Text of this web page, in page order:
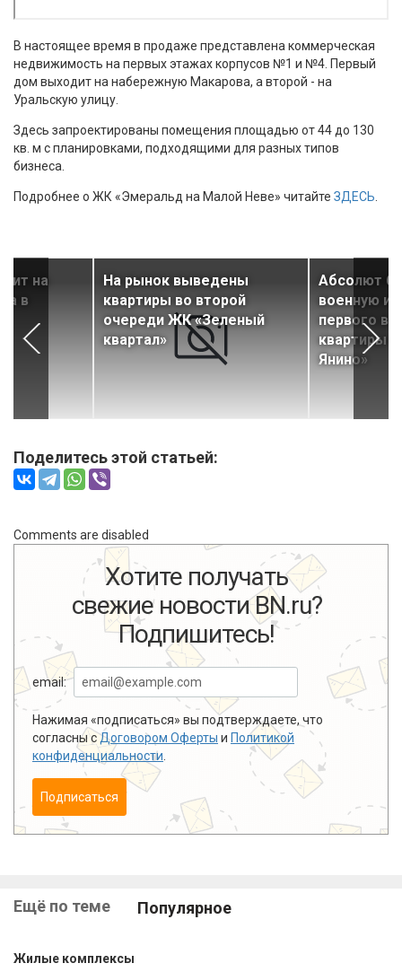
В настоящее время в продаже представлена коммерческая
недвижимость на первых этажах корпусов №1 и №4. Первый
дом выходит на набережную Макарова, а второй - на
Уральскую улицу.
Здесь запроектированы помещения площадью от 44 до 130
кв. м с планировками, подходящими для разных типов
бизнеса.
Подробнее о ЖК «Эмеральд на Малой Неве» читайте ЗДЕСЬ
на
в
На рынок выведены
квартиры во второй
очереди ЖК «Зеленый
квартал»
Абсолют
военную
первого
квартиры
Янино»
Поделитесь этой статьей:
Comments are disabled
Хотите получать
свежие новости BN.ru?
Подпишитесь!
email:
Нажимая «подписаться» вы подтверждаете, что
согласны сДоговором Оферты и Политикой
конфиденциальности
Подписаться
Ещё по теме Популярное
Жилые комплексы